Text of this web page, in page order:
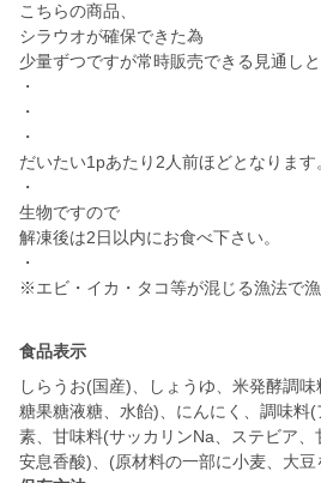
こちらの商品、
シラウオが確保できた為
少量ずつですが常時販売できる見通し
・
・
・
だいたい1pあたり2人前ほどとなります
・
生物ですので
解凍後は2日以内にお食べ下さい。
・
※エビ・イカ・タコ等が混じる漁法で漁
食品表示
しらうお(国産)、しょうゆ、米発酵調
糖果糖液糖、水飴)、にんにく、調味料
素、甘味料(サッカリンNa、ステビア
安息香酸)、(原材料の一部に小麦、大豆